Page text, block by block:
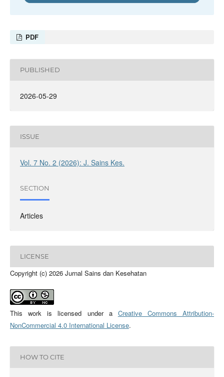
PDF
PUBLISHED
2026-05-29
ISSUE
Vol. 7 No. 2 (2026): J. Sains Kes.
SECTION
Articles
LICENSE
Copyright (c) 2026 Jurnal Sains dan Kesehatan
This work is licensed under a Creative Commons Attribution-
NonCommercial 4.0 International License.
HOW TO CITE